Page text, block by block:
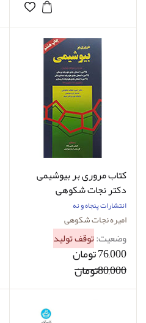
کتاب مروری بر بیوشیمی
دکتر نجات شکوهی
انتشارات پنجاه و نه
امیره نجات شکوهی
وضعیت:توقف تولید
76,000 تومان
80,000تومان